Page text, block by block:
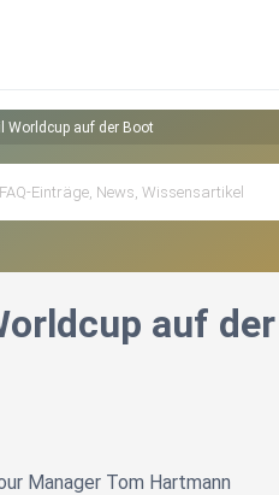
Worldcup auf der Boot
auf
Manager Tom Hartmann